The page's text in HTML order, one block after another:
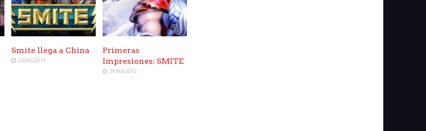
Smite llega a China
26/08/2013
Primeras
Impresiones: SMITE
29/06/2012